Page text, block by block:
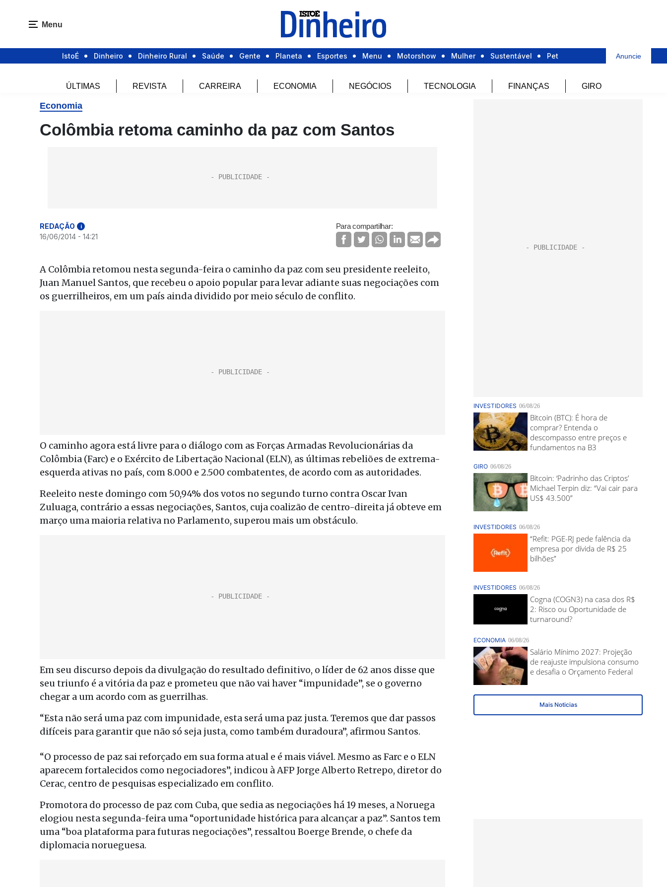
Menu
IstoÉ Dinheiro Dinheiro Rural Saúde Gente Planeta Esportes Menu Motorshow Mulher Sustentável Pet Anuncie
ÚLTIMAS REVISTA CARREIRA ECONOMIA NEGÓCIOS TECNOLOGIA FINANÇAS GIRO
Economia
Colômbia retoma caminho da paz com Santos
REDAÇÃO i
16/06/2014 - 14:21
Para compartilhar:
A Colômbia retomou nesta segunda-feira o caminho da paz com seu presidente reeleito,
Juan Manuel Santos, que recebeu o apoio popular para levar adiante suas negociações com
os guerrilheiros, em um país ainda dividido por meio século de conflito.
O caminho agora está livre para o diálogo com as Forças Armadas Revolucionárias da
Colômbia (Farc) e o Exército de Libertação Nacional (ELN), as últimas rebeliões de extrema-
esquerda ativas no país, com 8.000 e 2.500 combatentes, de acordo com as autoridades.
Reeleito neste domingo com 50,94% dos votos no segundo turno contra Oscar Ivan
Zuluaga, contrário a essas negociações, Santos, cuja coalizão de centro-direita já obteve em
março uma maioria relativa no Parlamento, superou mais um obstáculo.
Em seu discurso depois da divulgação do resultado definitivo, o líder de 62 anos disse que
seu triunfo é a vitória da paz e prometeu que não vai haver “impunidade”, se o governo
chegar a um acordo com as guerrilhas.
“Esta não será uma paz com impunidade, esta será uma paz justa. Teremos que dar passos
difíceis para garantir que não só seja justa, como também duradoura”, afirmou Santos.
“O processo de paz sai reforçado em sua forma atual e é mais viável. Mesmo as Farc e o ELN
aparecem fortalecidos como negociadores”, indicou à AFP Jorge Alberto Retrepo, diretor do
Cerac, centro de pesquisas especializado em conflito.
Promotora do processo de paz com Cuba, que sedia as negociações há 19 meses, a Noruega
elogiou nesta segunda-feira uma “oportunidade histórica para alcançar a paz”. Santos tem
uma “boa plataforma para futuras negociações”, ressaltou Boerge Brende, o chefe da
diplomacia norueguesa.